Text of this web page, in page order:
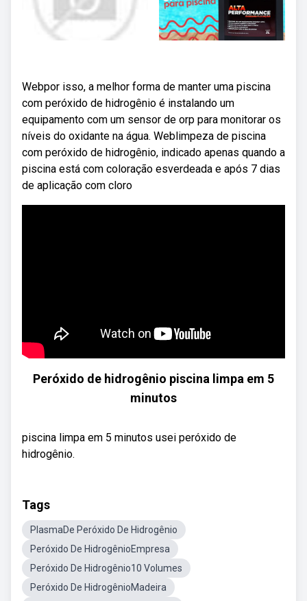
Webpor isso, a melhor forma de manter uma piscina
com peróxido de hidrogênio é instalando um
equipamento com um sensor de orp para monitorar os
níveis do oxidante na água. Weblimpeza de piscina
com peróxido de hidrogênio, indicado apenas quando a
piscina está com coloração esverdeada e após 7 dias
de aplicação com cloro
Peróxido de hidrogênio piscina limpa em 5
minutos
piscina limpa em 5 minutos usei peróxido de
hidrogênio.
Tags
PlasmaDe Peróxido De Hidrogênio
Peróxido De HidrogênioEmpresa
Peróxido De Hidrogênio10 Volumes
Peróxido De HidrogênioMadeira